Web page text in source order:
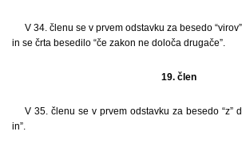
V 34. členu se v prvem odstavku za besedo
in se črta besedilo “če zakon ne določa drugače”.
19. člen
V 35. členu se v prvem odstavku za besedo “z”
in”.